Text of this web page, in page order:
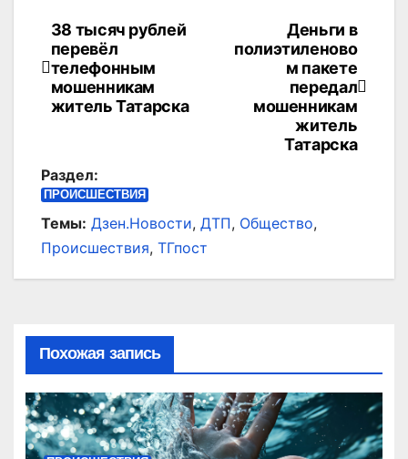
Навигация
по
записям
Деньги в
полиэтиленово
м пакете
передал
мошенникам
житель
Татарска
38 тысяч рублей
перевёл
телефонным
мошенникам
житель Татарска
Раздел:
ПРОИСШЕСТВИЯ
Темы: Дзен.Новости, ДТП, Общество,
Происшествия, ТГпост
Похожая запись